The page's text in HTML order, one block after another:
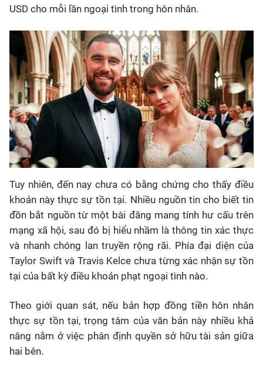
USD cho mỗi lần ngoại tình trong hôn nhân.
Tuy nhiên, đến nay chưa có bằng chứng cho thấy điều
khoản này thực sự tồn tại. Nhiều nguồn tin cho biết tin
đồn bắt nguồn từ một bài đăng mang tính hư cấu trên
mạng xã hội, sau đó bị hiểu nhầm là thông tin xác thực
và nhanh chóng lan truyền rộng rãi. Phía đại diện của
Taylor Swift và Travis Kelce chưa từng xác nhận sự tồn
tại của bất kỳ điều khoản phạt ngoại tình nào.
Theo giới quan sát, nếu bản hợp đồng tiền hôn nhân
thực sự tồn tại, trọng tâm của văn bản này nhiều khả
năng nằm ở việc phân định quyền sở hữu tài sản giữa
hai bên.